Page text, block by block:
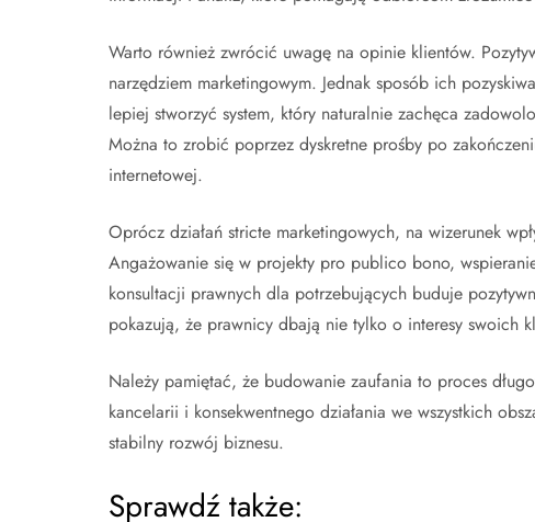
Warto również zwrócić uwagę na opinie klientów.
narzędziem marketingowym. Jednak sposób ich
lepiej stworzyć system, który naturalnie zachęca
Można to zrobić poprzez dyskretne prośby po
internetowej.
Oprócz działań stricte marketingowych, na wizerunek
Angażowanie się w projekty pro publico bono,
konsultacji prawnych dla potrzebujących buduje
pokazują, że prawnicy dbają nie tylko o interesy swoich
Należy pamiętać, że budowanie zaufania to proces
kancelarii i konsekwentnego działania we wszystkich
stabilny rozwój biznesu.
Sprawdź także: